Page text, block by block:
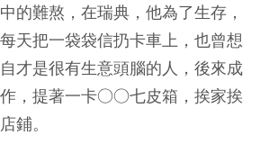
的難熬，在瑞典，他為了生存，
天把一袋袋信扔卡車上，也曾想
才是很有生意頭腦的人，後來成
，提著一卡○○七皮箱，挨家挨
鋪。